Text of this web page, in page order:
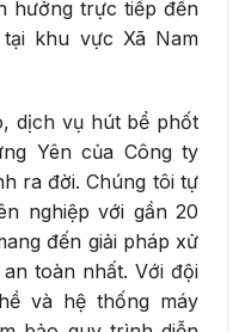
hưởng trực tiếp đến
khu vực Xã Nam
dịch vụ hút bể phốt
Yên của Công ty
ra đời. Chúng tôi tự
nghiệp với gần 20
đến giải pháp xử
toàn nhất. Với đội
và hệ thống máy